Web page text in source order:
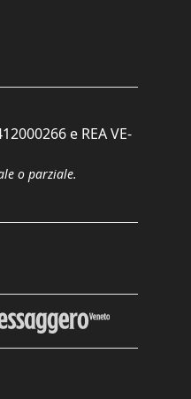
e REA VE-
o parziale.